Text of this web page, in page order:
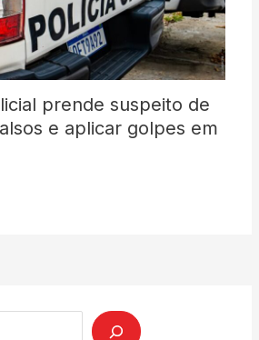
prende suspeito de
e aplicar golpes em